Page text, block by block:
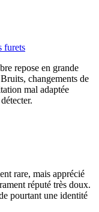
furets
repose en grande
changements de
mal adaptée
rare, mais apprécié
réputé très doux.
pourtant une identité